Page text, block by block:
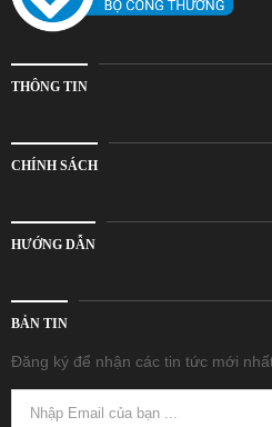
THÔNG TIN
CHÍNH SÁCH
HƯỚNG DẪN
BẢN TIN
Đăng ký để nhận các tin tức mới